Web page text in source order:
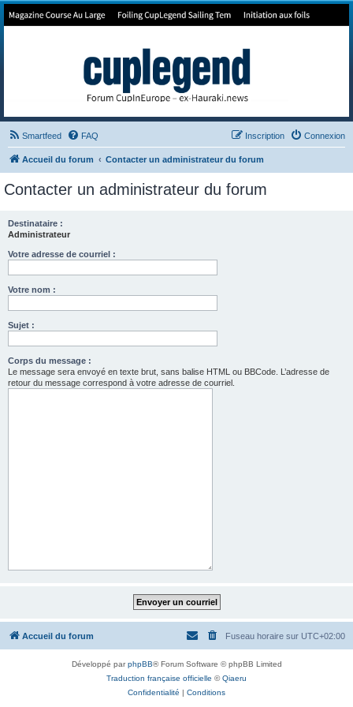
Forum de Cup In Europe
Smartfeed FAQ Connexion
Inscription
Accueil du forum Contacter un administrateur du forum
Contacter un administrateur du forum
Destinataire :
Administrateur
Votre adresse de courriel :
Votre nom :
Sujet :
Corps du message :
Le message sera envoyé en texte brut, sans balise HTML ou BBCode. L’adresse de
retour du message correspond à votre adresse de courriel.
Accueil du forum Fuseau horaire sur UTC+02:00
Développé parphpBB® Forum Software © phpBB Limited
Traduction française officielle ©Qiaeru
Confidentialité
Conditions